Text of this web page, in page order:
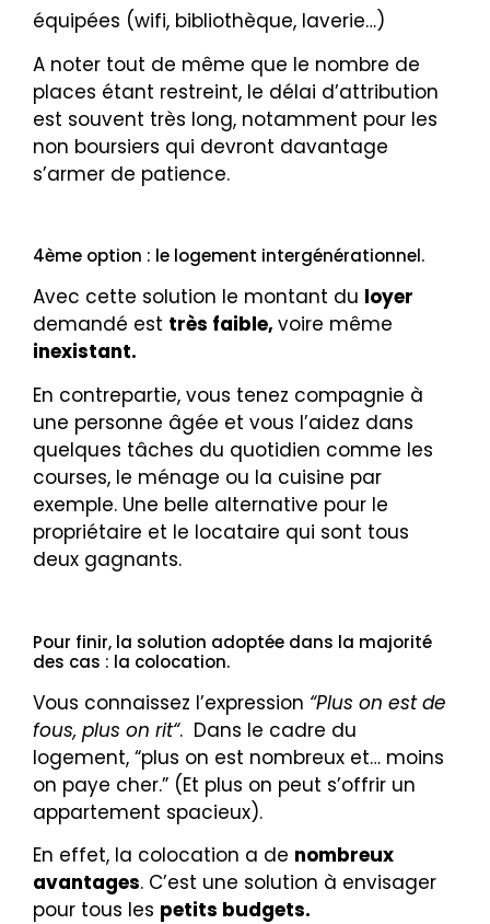
équipées (wifi, bibliothèque, laverie…)
A noter tout de même que le nombre de
places étant restreint, le délai d’attribution
est souvent très long, notamment pour les
non boursiers qui devront davantage
s’armer de patience.
4ème option : le logement intergénérationnel.
Avec cette solution le montant du loyer
demandé est très faible, voire même
inexistant.
En contrepartie, vous tenez compagnie à
une personne âgée et vous l’aidez dans
quelques tâches du quotidien comme les
courses, le ménage ou la cuisine par
exemple. Une belle alternative pour le
propriétaire et le locataire qui sont tous
deux gagnants.
Pour finir, la solution adoptée dans la majorité
des cas : la colocation.
Vous connaissez l’expression “Plus on est de
fous, plus on rit“. Dans le cadre du
logement, “plus on est nombreux et… moins
on paye cher.” (Et plus on peut s’offrir un
appartement spacieux).
En effet, la colocation a de nombreux
avantages. C’est une solution à envisager
pour tous les petits budgets.